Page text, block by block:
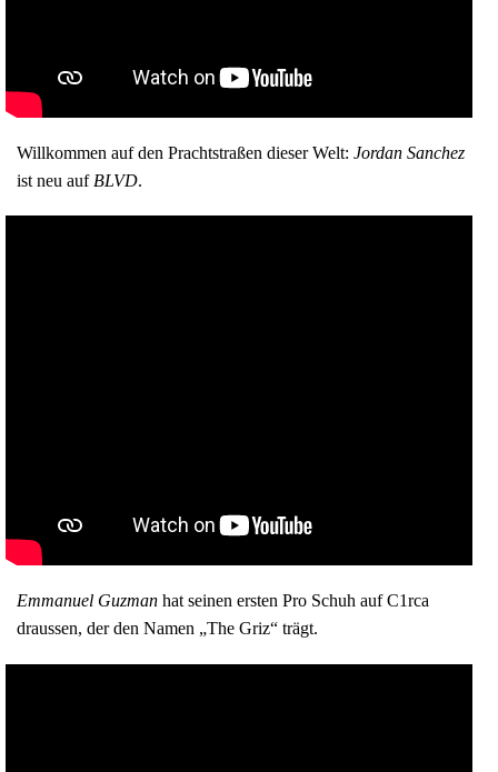
Willkommen auf den Prachtstraßen dieser Welt: Jordan Sanchez
ist neu auf BLVD.
Emmanuel Guzman hat seinen ersten Pro Schuh auf C1rca
draussen, der den Namen „The Griz“ trägt.